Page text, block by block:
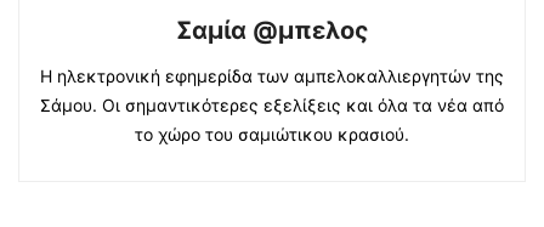
Σαμία @μπελος
Η ηλεκτρονική εφημερίδα των αμπελοκαλλιεργητών της
Σάμου. Οι σημαντικότερες εξελίξεις και όλα τα νέα από
το χώρο του σαμιώτικου κρασιού.